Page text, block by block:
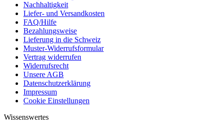
Nachhaltigkeit
Liefer- und Versandkosten
FAQ/Hilfe
Bezahlungsweise
Lieferung in die Schweiz
Muster-Widerrufsformular
Vertrag widerrufen
Widerrufsrecht
Unsere AGB
Datenschutzerklärung
Impressum
Cookie Einstellungen
Wissenswertes